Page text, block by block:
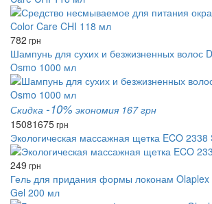
782 грн
Шампунь для сухих и безжизненных волос
Osmo 1000 мл
Скидка -10% экономия 167 грн
15081675грн
Экологическая массажная щетка ECO 2338
249 грн
Гель для придания формы локонам Olaplex
Gel 200 мл